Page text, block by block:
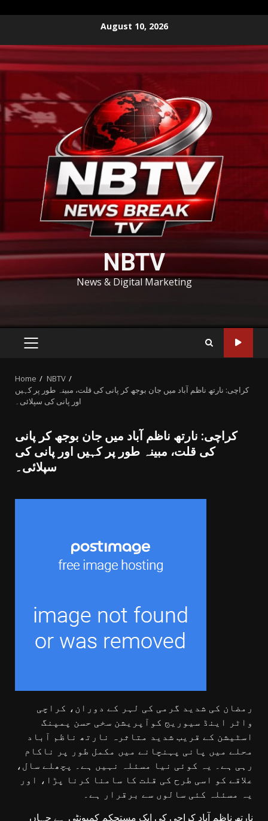
content
August 10, 2026
NBTV
News & Digital Marketing
PRIMARY
Home
NBTV
کراچی: نارتھ ناظم آباد میں جان بوجھ کر پانی کی قلت، مبینہ طور پر کہیں
اور پانی کی سپلائی۔
کراچی: نارتھ ناظم آباد میں جان بوجھ کر پانی
کی قلت، مبینہ طور پر کہیں اور پانی کی
سپلائی۔
رمضان کی شدید گرمی کی لہر کے دوران، کراچی
واٹر اینڈ سیوریج کوآپریشن سخی حسن پمپنگ
اسٹیشن کے قریب شدید متاثرہ نارتھ ناظم آباد
محلے میں پانی پہنچانے میں مکمل طور پر ناکام
رہی ہے۔ یہ کوئی نیا مسئلہ نہیں ہے۔ پچھلے سال،
علاقے کو اسی طرح کی قلت کا سامنا کرنا پڑا، اور
یہ مسئلہ کئی سالوں سے برقرار ہے۔
نارتھ ناظم آباد کراچی کی ایک مستحکم کمیونٹی ہے جہاں